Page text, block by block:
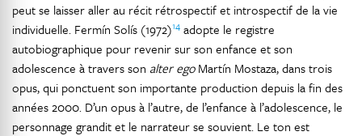
peut se laisser aller au récit rétrospectif et introspectif de la vie
individuelle. Fermín Solís (1972)14 adopte le registre
autobiographique pour revenir sur son enfance et son
adolescence à travers son alter egoMartín Mostaza, dans trois
opus, qui ponctuent son importante production depuis la fin des
années 2000. D’un opus à l’autre, de l’enfance à l’adolescence, le
personnage grandit et le narrateur se souvient. Le ton est